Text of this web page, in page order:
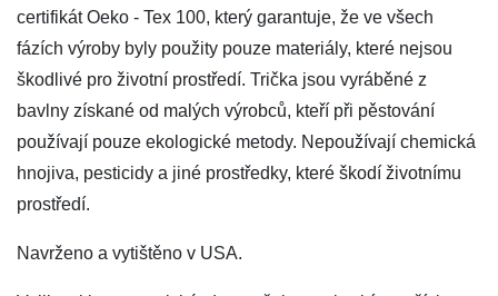
certifikát Oeko - Tex 100, který garantuje, že ve všech
fázích výroby byly použity pouze materiály, které nejsou
škodlivé pro životní prostředí. Trička jsou vyráběné z
bavlny získané od malých výrobců, kteří při pěstování
používají pouze ekologické metody. Nepoužívají chemická
hnojiva, pesticidy a jiné prostředky, které škodí životnímu
prostředí.
Navrženo a vytištěno v USA.